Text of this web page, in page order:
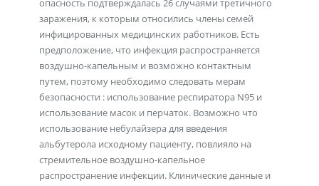
опасность подтверждалась 26 случаями третичного
заражения, к которым относились члены семей
инфицированных медицинских работников. Есть
предположение, что инфекция распространяется
воздушно-капельным и возможно контактным
путем, поэтому необходимо следовать мерам
безопасности : использование респиратора N95 и
использование масок и перчаток. Возможно что
использование небулайзера для введения
альбутерола исходному пациенту, повлияло на
стремительное воздушно-капельное
распространение инфекции. Клинические данные и